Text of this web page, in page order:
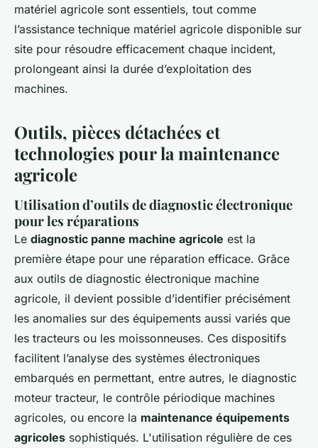
matériel agricole sont essentiels, tout comme
l’assistance technique matériel agricole disponible sur
site pour résoudre efficacement chaque incident,
prolongeant ainsi la durée d’exploitation des
machines.
Outils, pièces détachées et
technologies pour la maintenance
agricole
Utilisation d’outils de diagnostic électronique
pour les réparations
Le diagnostic panne machine agricole est la
première étape pour une réparation efficace. Grâce
aux outils de diagnostic électronique machine
agricole, il devient possible d’identifier précisément
les anomalies sur des équipements aussi variés que
les tracteurs ou les moissonneuses. Ces dispositifs
facilitent l’analyse des systèmes électroniques
embarqués en permettant, entre autres, le diagnostic
moteur tracteur, le contrôle périodique machines
agricoles, ou encore la maintenance équipements
agricoles sophistiqués. L'utilisation régulière de ces